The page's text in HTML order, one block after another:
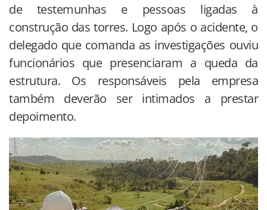
de testemunhas e pessoas ligadas à
construção das torres. Logo após o acidente, o
delegado que comanda as investigações ouviu
funcionários que presenciaram a queda da
estrutura. Os responsáveis pela empresa
também deverão ser intimados a prestar
depoimento.